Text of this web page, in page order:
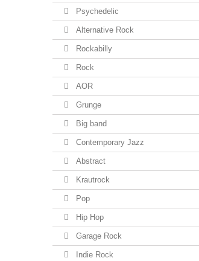
Psychedelic
Alternative Rock
Rockabilly
Rock
AOR
Grunge
Big band
Contemporary Jazz
Abstract
Krautrock
Pop
Hip Hop
Garage Rock
Indie Rock